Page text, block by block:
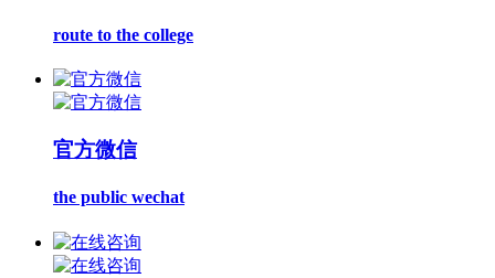
route to the college
官方微信
the public wechat